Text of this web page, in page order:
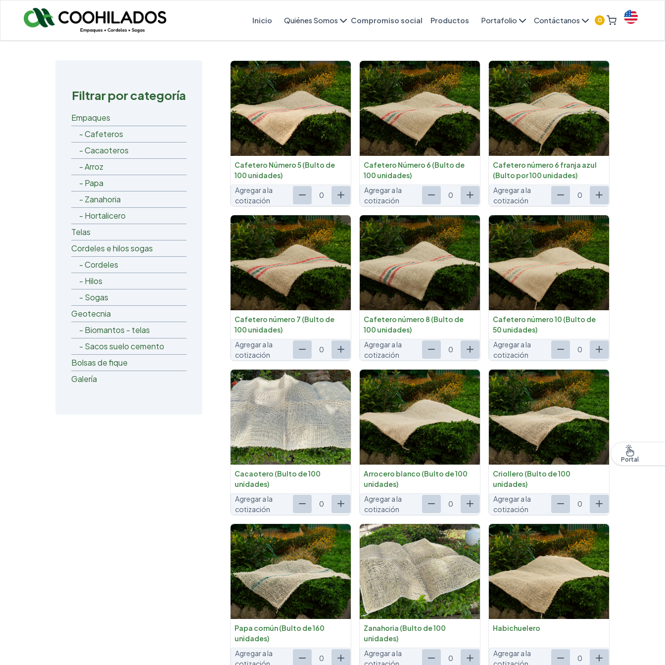
Inicio Quiénes Somos Compromiso social Productos Portafolio Contáctanos
0
Filtrar por categoría
Empaques
- Cafeteros
- Cacaoteros
- Arroz
- Papa
- Zanahoria
- Hortalicero
Telas
Cordeles e hilos sogas
- Cordeles
- Hilos
- Sogas
Geotecnia
- Biomantos - telas
- Sacos suelo cemento
Bolsas de fique
Galería
Cafetero Número 5 (Bulto de
100 unidades)
Agregar a la
cotización
0
Cafetero Número 6 (Bulto de
100 unidades)
Agregar a la
cotización
0
Cafetero número 6 franja azul
(Bulto por 100 unidades)
Agregar a la
cotización
0
Cafetero número 7 (Bulto de
100 unidades)
Agregar a la
cotización
0
Cafetero número 8 (Bulto de
100 unidades)
Agregar a la
cotización
0
Cafetero número 10 (Bulto de
50 unidades)
Agregar a la
cotización
0
Cacaotero (Bulto de 100
unidades)
Agregar a la
cotización
0
Arrocero blanco (Bulto de 100
unidades)
Agregar a la
cotización
0
Criollero (Bulto de 100
unidades)
Agregar a la
cotización
0
Papa común (Bulto de 160
unidades)
Agregar a la
0
Zanahoria (Bulto de 100
unidades)
Agregar a la
0
Habichuelero
Agregar a la
0
Portal